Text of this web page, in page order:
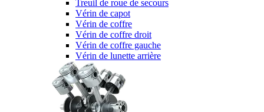
Treuil de roue de secours
Vérin de capot
Vérin de coffre
Vérin de coffre droit
Vérin de coffre gauche
Vérin de lunette arrière